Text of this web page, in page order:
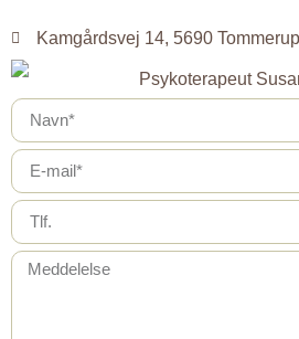
Kamgårdsvej 14, 5690 Tommerup